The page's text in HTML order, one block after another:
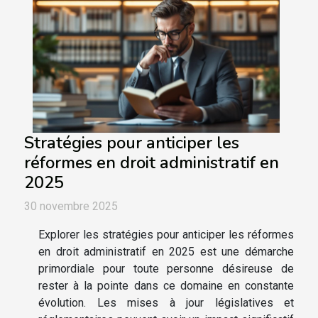
Stratégies pour anticiper les
réformes en droit administratif en
2025
30 novembre 2025
Explorer les stratégies pour anticiper les réformes
en droit administratif en 2025 est une démarche
primordiale pour toute personne désireuse de
rester à la pointe dans ce domaine en constante
évolution. Les mises à jour législatives et